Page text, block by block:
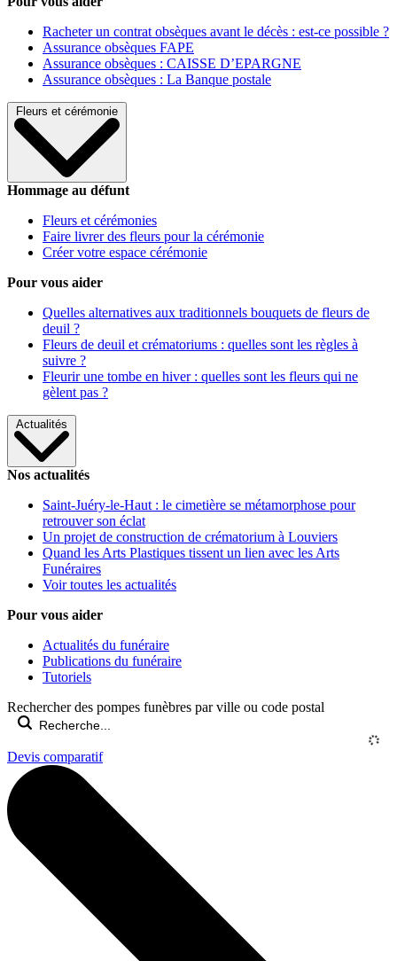
Racheter un contrat obsèques avant le décès : est-ce possible ?
Assurance obsèques FAPE
Assurance obsèques : CAISSE D’EPARGNE
Assurance obsèques : La Banque postale
Fleurs et cérémonie
Hommage au défunt
Fleurs et cérémonies
Faire livrer des fleurs pour la cérémonie
Créer votre espace cérémonie
Pour vous aider
Quelles alternatives aux traditionnels bouquets de fleurs de
deuil ?
Fleurs de deuil et crématoriums : quelles sont les règles à
suivre ?
Fleurir une tombe en hiver : quelles sont les fleurs qui ne
gèlent pas ?
Actualités
Nos actualités
Saint-Juéry-le-Haut : le cimetière se métamorphose pour
retrouver son éclat
Un projet de construction de crématorium à Louviers
Quand les Arts Plastiques tissent un lien avec les Arts
Funéraires
Voir toutes les actualités
Pour vous aider
Actualités du funéraire
Publications du funéraire
Tutoriels
Rechercher des pompes funèbres par ville ou code postal
Devis comparatif